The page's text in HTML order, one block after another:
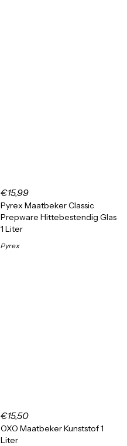
€15,99
Pyrex Maatbeker Classic
Prepware Hittebestendig Glas
1 Liter
Pyrex
€15,50
OXO Maatbeker Kunststof 1
Liter